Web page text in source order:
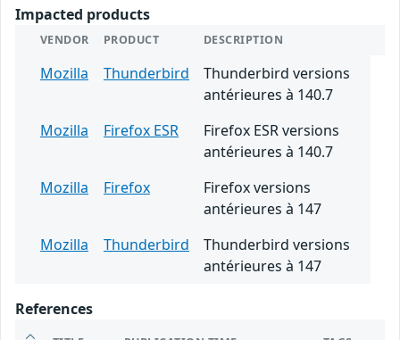
Impacted products
VENDOR PRODUCT DESCRIPTION
Mozilla Thunderbird
Thunderbird versions
antérieures à 140.7
Mozilla
Firefox ESR
Firefox ESR versions
antérieures à 140.7
Mozilla
Firefox
Firefox versions
antérieures à 147
Mozilla
Thunderbird
Thunderbird versions
antérieures à 147
References